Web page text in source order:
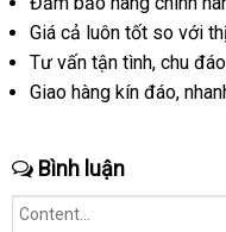
Giá cả luôn tốt so phản
hồi
với
Tư vấn tận tìnhđịa
chỉ
, chu
Giao hàng kín đáobình
,
Bình luận